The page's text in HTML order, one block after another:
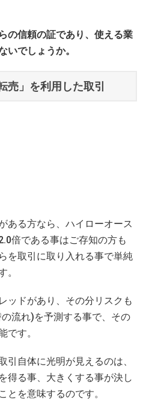
の信頼の証であり、使える業
いでしょうか。
売」を利用した取引
ある方なら、ハイローオース
倍である事はご存知の方も
を取引に取り入れる事で単純
。
ッドがあり、その分リスクも
流れ)を予測する事で、その
です。
引自体に光明が見えるのは、
得る事、大きくする事が決し
とを意味するのです。